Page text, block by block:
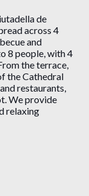
de
across 4
and
8 people, with 4
the terrace,
the Cathedral
restaurants,
We provide
relaxing